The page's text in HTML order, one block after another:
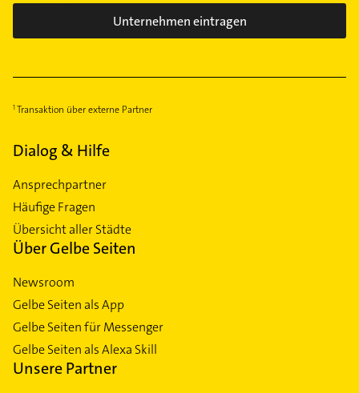
Unternehmen eintragen
Transaktion über externe Partner
Dialog & Hilfe
Ansprechpartner
Häufige Fragen
Übersicht aller Städte
Über Gelbe Seiten
Newsroom
Gelbe Seiten als App
Gelbe Seiten für Messenger
Gelbe Seiten als Alexa Skill
Unsere Partner